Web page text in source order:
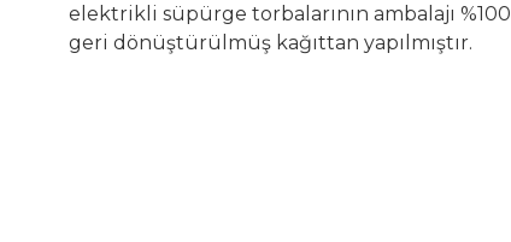
elektrikli süpürge torbalarının ambalajı %100
geri dönüştürülmüş kağıttan yapılmıştır.